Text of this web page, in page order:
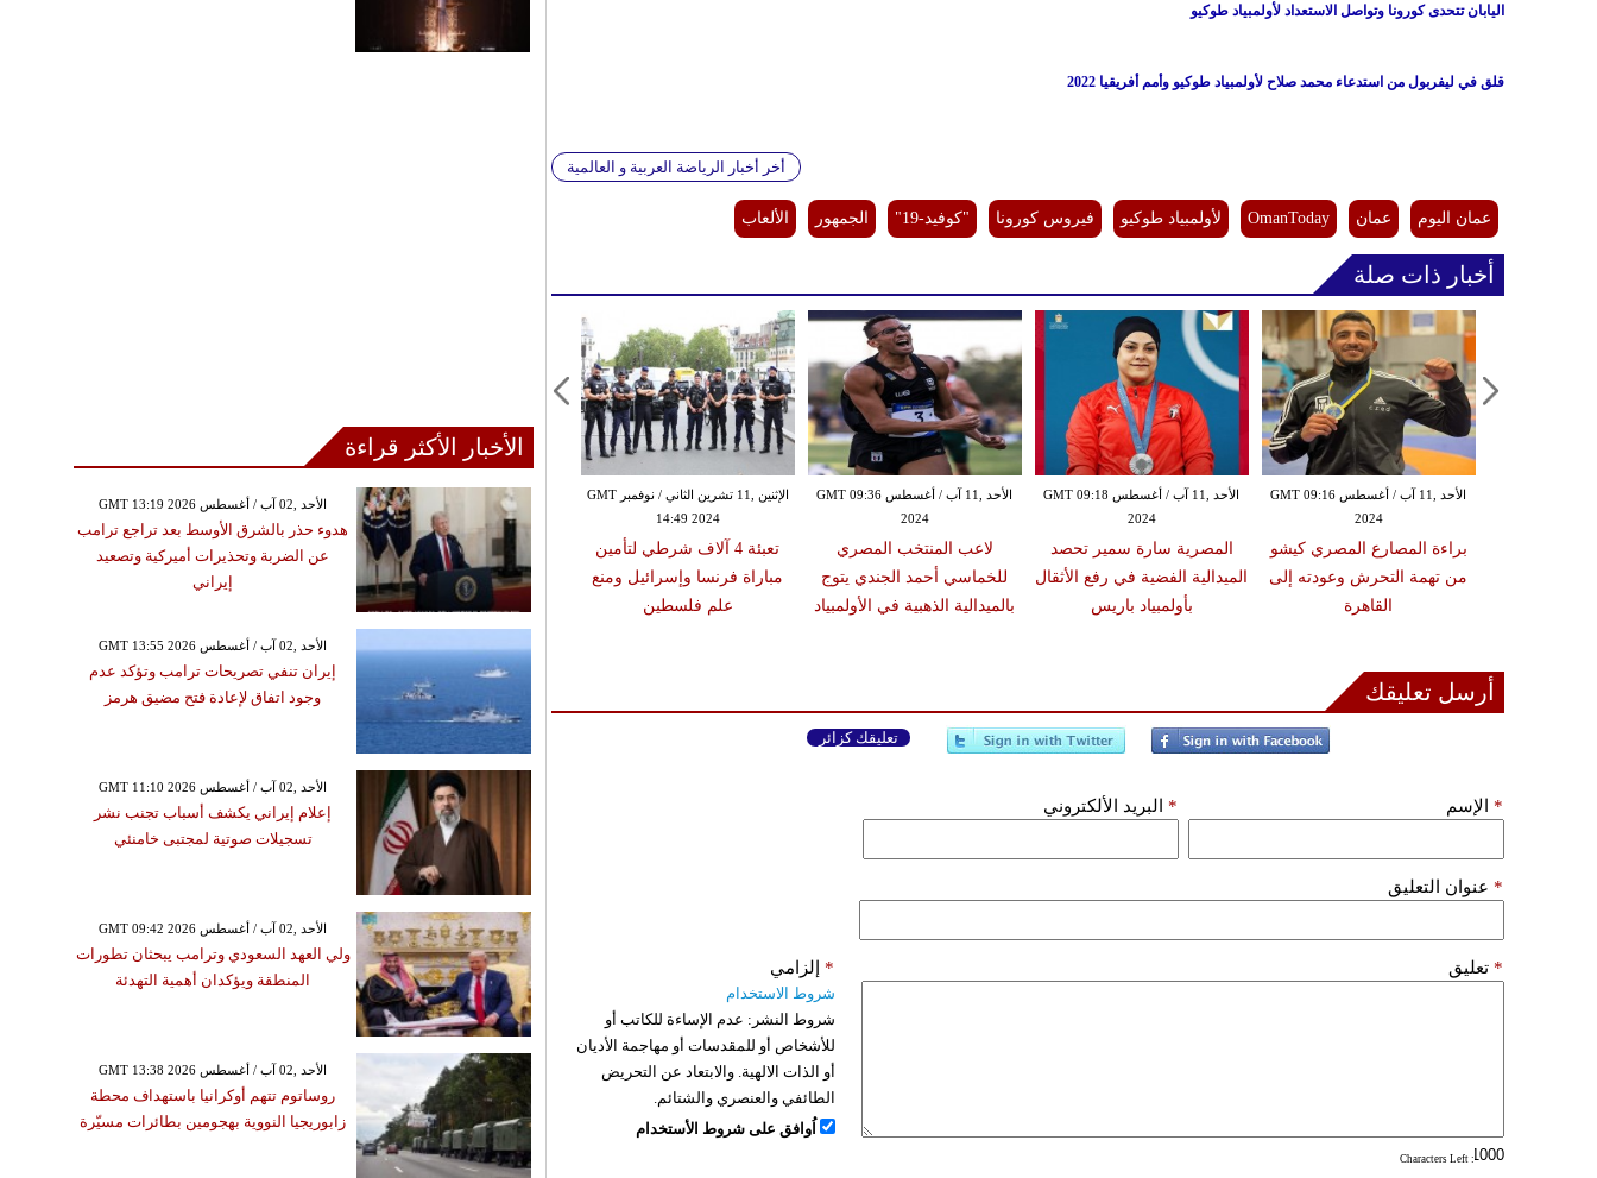
اليابان تتحدى كورونا وتواصل الاستعداد لأولمبياد طوكيو
قلق في ليفربول من استدعاء محمد صلاح لأولمبياد طوكيو وأمم أفريقيا 2022
أخر أخبار الرياضة العربية و العالمية
عمان اليوم عمان OmanToday لأولمبياد طوكيو فيروس كورونا "كوفيد-19" الجمهور الألعاب
أخبار ذات صلة
الإثنين ,11 تشرين الثاني / نوفمبر GMT
14:49 2024
تعبئة 4 آلاف شرطي لتأمين
مباراة فرنسا وإسرائيل ومنع
علم فلسطين
الأحد ,11 آب / أغسطس GMT 09:36
2024
لاعب المنتخب المصري
للخماسي أحمد الجندي يتوج
بالميدالية الذهبية في الأولمبياد
الأحد ,11 آب / أغسطس GMT 09:18
2024
المصرية سارة سمير تحصد
الميدالية الفضية في رفع الأثقال
بأولمبياد باريس
الأحد ,11 آب / أغسطس GMT 09:16
2024
براءة المصارع المصري كيشو
من تهمة التحرش وعودته إلى
القاهرة
أرسل تعليقك
تعليقك كزائر
الإسم * البريد الألكتروني *
عنوان التعليق *
تعليق *
: Characters Left
إلزامي *
شروط الاستخدام
شروط النشر: عدم الإساءة للكاتب أو
للأشخاص أو للمقدسات أو مهاجمة الأديان
أو الذات الالهية. والابتعاد عن التحريض
الطائفي والعنصري والشتائم.
اُوافق على شروط الأستخدام
الأخبار الأكثر قراءة
GMT 13:19 2026 الأحد ,02 آب / أغسطس
هدوء حذر بالشرق الأوسط بعد تراجع ترامب
عن الضربة وتحذيرات أميركية وتصعيد
إيراني
GMT 13:55 2026 الأحد ,02 آب / أغسطس
إيران تنفي تصريحات ترامب وتؤكد عدم
وجود اتفاق لإعادة فتح مضيق هرمز
GMT 11:10 2026 الأحد ,02 آب / أغسطس
إعلام إيراني يكشف أسباب تجنب نشر
تسجيلات صوتية لمجتبى خامنئي
GMT 09:42 2026 الأحد ,02 آب / أغسطس
ولي العهد السعودي وترامب يبحثان تطورات
المنطقة ويؤكدان أهمية التهدئة
GMT 13:38 2026 الأحد ,02 آب / أغسطس
روساتوم تتهم أوكرانيا باستهداف محطة
زابوريجيا النووية بهجومين بطائرات مسيّرة